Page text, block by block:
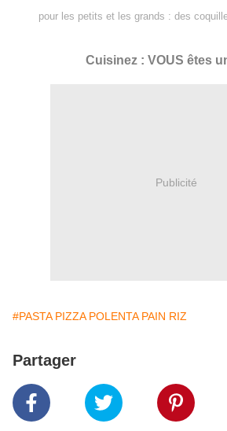
pour les petits et les grands : des
Cuisinez : VOUS êtes
Publicité
#PASTA PIZZA POLENTA PAIN RIZ
Partager